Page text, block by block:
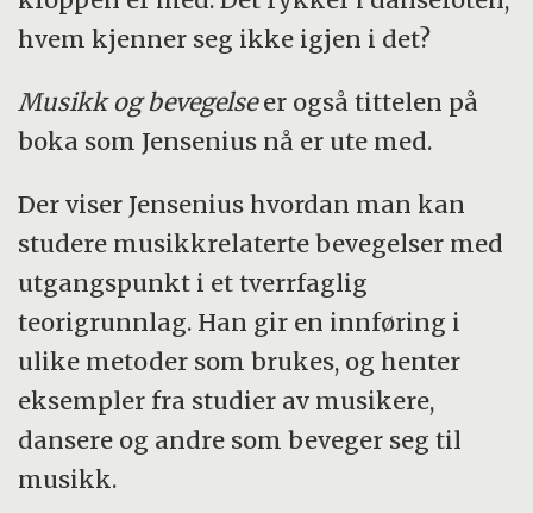
hvem kjenner seg ikke igjen i det?
Musikk og bevegelseer også tittelen på
boka som Jensenius nå er ute med.
Der viser Jensenius hvordan man kan
studere musikkrelaterte bevegelser med
utgangspunkt i et tverrfaglig
teorigrunnlag. Han gir en innføring i
ulike metoder som brukes, og henter
eksempler fra studier av musikere,
dansere og andre som beveger seg til
musikk.